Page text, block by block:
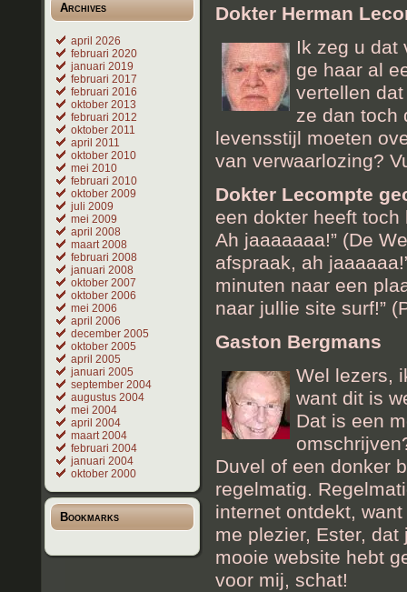
Archives
april 2026
februari 2020
januari 2019
februari 2017
februari 2016
oktober 2013
februari 2012
oktober 2011
april 2011
oktober 2010
mei 2010
februari 2010
oktober 2009
juli 2009
mei 2009
april 2008
maart 2008
februari 2008
januari 2008
oktober 2007
oktober 2006
mei 2006
april 2006
december 2005
oktober 2005
april 2005
januari 2005
september 2004
augustus 2004
mei 2004
april 2004
maart 2004
februari 2004
januari 2004
oktober 2000
Bookmarks
Dokter Herman
Ik zeg u dat
ge haar al
vertellen
ze dan toch
levensstijl moeten
van verwaarlozing?
Dokter Lecompte
een dokter heeft
Ah jaaaaaaa!” (De
afspraak, ah
minuten naar een
naar jullie site surf!”
Gaston Bergmans
Wel lezers,
want dit is
Dat is een
Duvel of een donker
regelmatig.
internet ontdekt,
me plezier, Ester,
mooie website hebt
voor mij, schat!